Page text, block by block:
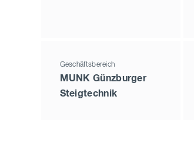
Geschäftsbereich
MUNK Günzburger
Steigtechnik